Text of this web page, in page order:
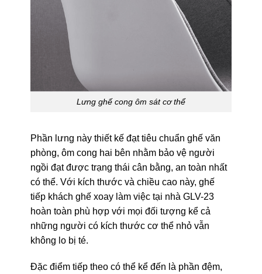
Lưng ghế cong ôm sát cơ thể
Phần lưng này thiết kế đạt tiêu chuẩn ghế văn
phòng, ôm cong hai bên nhằm bảo vệ người
ngồi đạt được trạng thái cân bằng, an toàn nhất
có thể. Với kích thước và chiều cao này, ghế
tiếp khách ghế xoay làm việc tại nhà GLV-23
hoàn toàn phù hợp với mọi đối tượng kể cả
những người có kích thước cơ thể nhỏ vẫn
không lo bị té.
Đặc điểm tiếp theo có thể kể đến là phần đệm,